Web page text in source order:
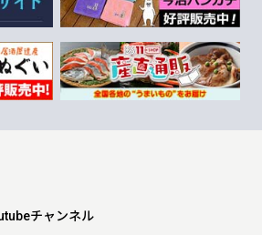
チャンネル